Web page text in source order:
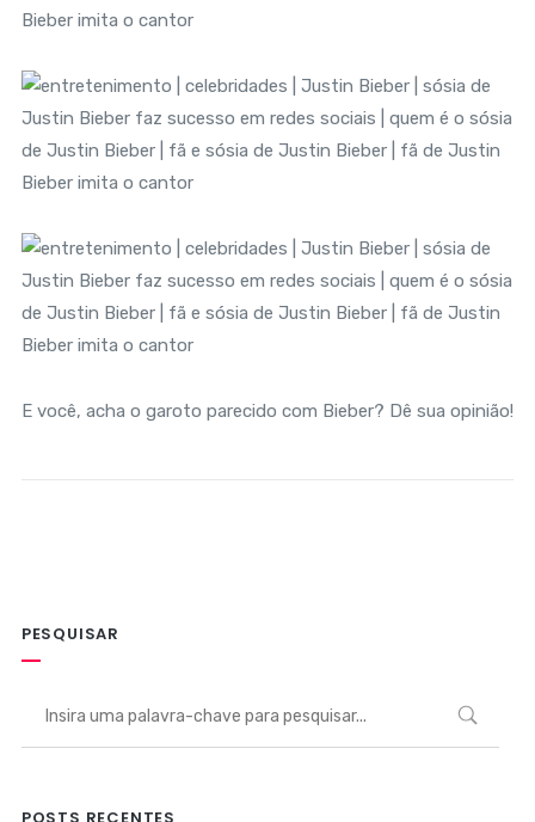
E você, acha o garoto parecido com Bieber? Dê sua opinião!
PESQUISAR